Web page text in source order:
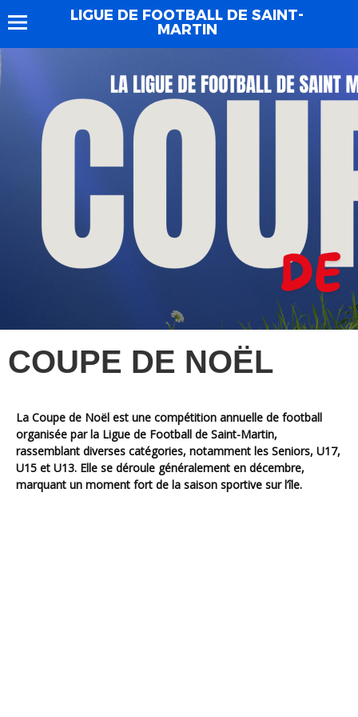
LIGUE DE FOOTBALL DE SAINT-
MARTIN
COUPE DE NOËL
La Coupe de Noël est une compétition annuelle de football
organisée par la Ligue de Football de Saint-Martin,
rassemblant diverses catégories, notamment les Seniors, U17,
U15 et U13. Elle se déroule généralement en décembre,
marquant un moment fort de la saison sportive sur l’île.